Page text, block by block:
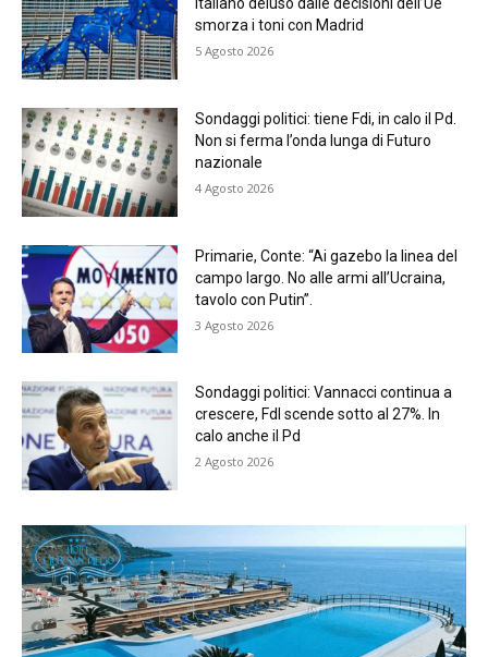
smorza i toni con Madrid
5 Agosto 2026
Sondaggi politici: tiene Fdi, in calo il Pd.
Non si ferma l’onda lunga di Futuro
nazionale
4 Agosto 2026
Primarie, Conte: “Ai gazebo la linea del
campo largo. No alle armi all’Ucraina,
tavolo con Putin”.
3 Agosto 2026
Sondaggi politici: Vannacci continua a
crescere, FdI scende sotto al 27%. In
calo anche il Pd
2 Agosto 2026